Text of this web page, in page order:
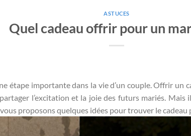
ASTUCES
Quel cadeau offrir pour un
étape importante dans la vie d’un couple. Offrir un
l’excitation et la joie des futurs mariés.
proposons quelques idées pour trouver le cadeau